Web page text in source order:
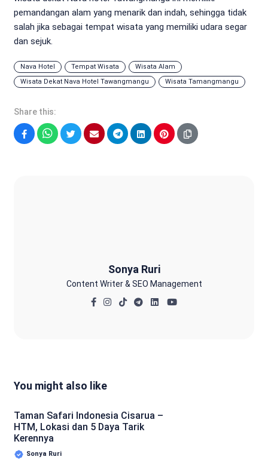
pemandangan alam yang menarik dan indah, sehingga tidak
salah jika sebagai tempat wisata yang memiliki udara segar
dan sejuk.
Nava Hotel Tempat Wisata
Wisata Alam
Wisata Dekat Nava Hotel Tawangmangu
Wisata Tamangmangu
Share this:
Sonya Ruri
Content Writer & SEO Management
You might also like
Taman Safari Indonesia Cisarua –
HTM, Lokasi dan 5 Daya Tarik
Kerennya
Sonya Ruri